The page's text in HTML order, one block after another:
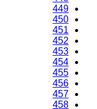
449
450
451
452
453
454
455
456
457
458